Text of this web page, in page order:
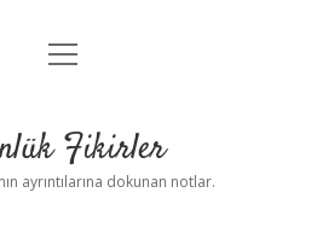
Anasayfa
Yasal Uyarı
menüyü
Fikirler
ayrıntılarına dokunan notlar.